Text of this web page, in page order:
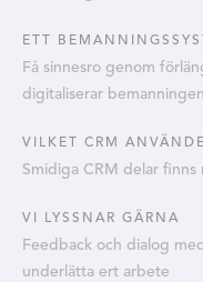
ETT
Få sinnesro genom
digitaliserar bemanningen
VILKET CRM
Smidiga CRM delar
VI LYSSNAR GÄRNA
Feedback och dialog
underlätta ert arbete